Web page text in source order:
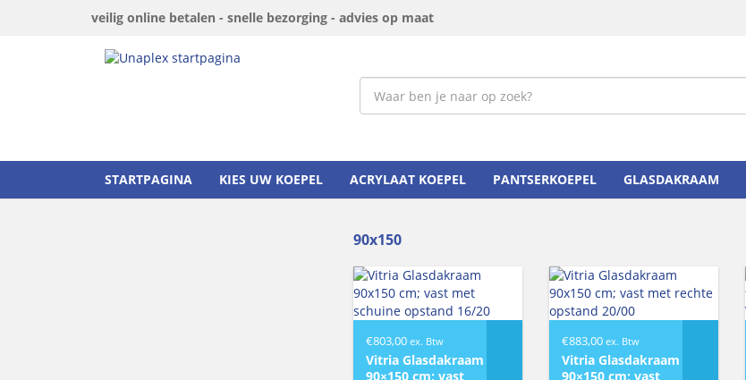
veilig online betalen - snelle bezorging - advies op maat
STARTPAGINA KIES UW KOEPEL ACRYLAAT KOEPEL PANTSERKOEPEL GLASDAKRAAM
90x150
€803,00 ex. Btw
Vitria Glasdakraam
90×150 cm; vast
€883,00 ex. Btw
Vitria Glasdakraam
90×150 cm; vast